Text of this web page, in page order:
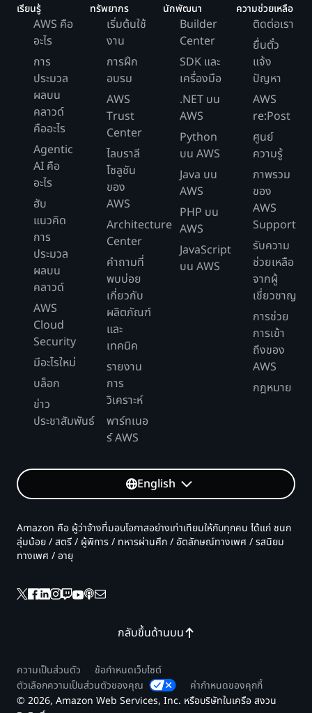
เรียนรู้
AWS คือ
อะไร
การ
ประมวล
ผลบน
คลาวด์
คืออะไร
Agentic
AI คือ
อะไร
ฮับ
แนวคิด
การ
ประมวล
ผลบน
คลาวด์
AWS
Cloud
Security
มีอะไรใหม่
บล็อก
ข่าว
ประชาสัมพันธ์
ทรัพยากร
เริ่มต้นใช้
งาน
การฝึก
อบรม
AWS
Trust
Center
ไลบราลี
โซลูชัน
ของ
AWS
Architecture
Center
คำถามที่
พบบ่อย
เกี่ยวกับ
ผลิตภัณฑ์
และ
เทคนิค
รายงาน
การ
วิเคราะห์
พาร์ทเนอ
ร์ AWS
นักพัฒนา
Builder
Center
SDK และ
เครื่องมือ
.NET บน
AWS
Python
บน AWS
Java บน
AWS
PHP บน
AWS
JavaScript
บน AWS
ความช่วยเหลือ
ติดต่อเรา
ยื่นตั๋ว
แจ้ง
ปัญหา
AWS
re:Post
ศูนย์
ความรู้
ภาพรวม
ของ
AWS
Support
รับความ
ช่วยเหลือ
จากผู้
เชี่ยวชาญ
การช่วย
การเข้า
ถึงของ
AWS
กฎหมาย
English
กลับขึ้นด้านบน
Amazon คือ ผู้ว่าจ้างที่มอบโอกาสอย่างเท่าเทียมให้กับทุกคน ได้แก่ ชนก
ลุ่มน้อย / สตรี / ผู้พิการ / ทหารผ่านศึก / อัตลักษณ์ทางเพศ / รสนิยม
ทางเพศ / อายุ
ความเป็นส่วนตัว
ข้อกำหนดเว็บไซต์
ตัวเลือกความเป็นส่วนตัวของคุณ
ค่ากำหนดของคุกกี้
© 2026, Amazon Web Services, Inc. หรือบริษัทในเครือ สงวน